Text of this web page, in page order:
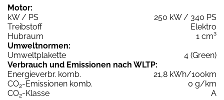
Motor:
kW / PS
250 kW / 340 PS
Treibstoff
Elektro
Hubraum
1 cm³
Umweltnormen:
Umweltplakette
4 (Green)
Verbrauch und Emissionen nach WLTP:
Energieverbr. komb.
21,8 kWh/100km
CO2-Emissionen komb.
0 g/km
CO2-Klasse
A